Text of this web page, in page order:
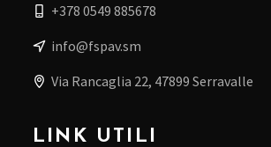
+378 0549 885678
info@fspav.sm
Via Rancaglia 22, 47899 Serravalle
LINK UTILI